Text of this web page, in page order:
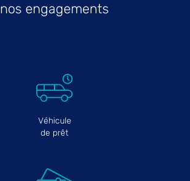
nos engagements
Véhicule
de prêt